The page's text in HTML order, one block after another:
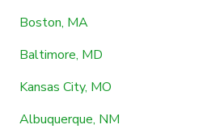
Boston, MA
Baltimore, MD
Kansas City, MO
Albuquerque, NM